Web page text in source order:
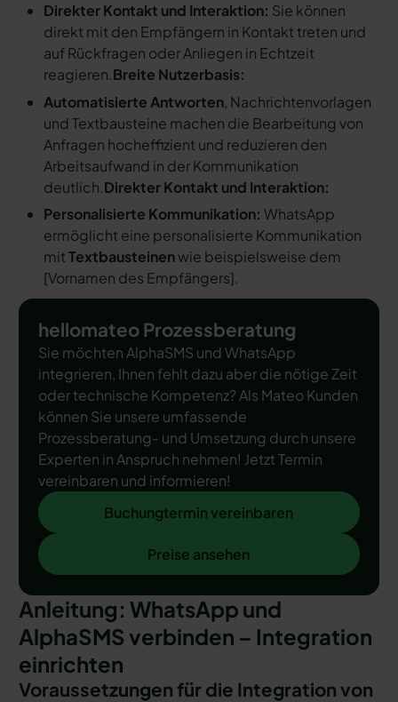
Direkter Kontakt und Interaktion: Sie können
direkt mit den Empfängern in Kontakt treten und
auf Rückfragen oder Anliegen in Echtzeit
reagieren.Breite Nutzerbasis:
Automatisierte Antworten, Nachrichtenvorlagen
und Textbausteine machen die Bearbeitung von
Anfragen hocheffizient und reduzieren den
Arbeitsaufwand in der Kommunikation
deutlich.Direkter Kontakt und Interaktion:
Personalisierte Kommunikation: WhatsApp
ermöglicht eine personalisierte Kommunikation
mitTextbausteinenwie beispielsweise dem
[Vornamen des Empfängers].
hellomateo Prozessberatung
Sie möchten AlphaSMS und WhatsApp
integrieren, Ihnen fehlt dazu aber die nötige Zeit
oder technische Kompetenz? Als Mateo Kunden
können Sie unsere umfassende
Prozessberatung- und Umsetzung durch unsere
Experten in Anspruch nehmen! Jetzt Termin
vereinbaren und informieren!
Buchungtermin vereinbaren
Buchungtermin vereinbaren
Preise ansehen
Preise ansehen
Anleitung: WhatsApp und
AlphaSMS verbinden – Integration
einrichten
Voraussetzungen für die Integration von